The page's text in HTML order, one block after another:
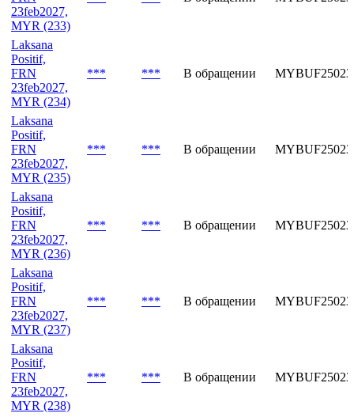
23feb2027,
MYR (233)
Laksana
Positif,
FRN
23feb2027,
MYR (234)
*** *** В обращении
Laksana
Positif,
FRN
23feb2027,
MYR (235)
*** *** В обращении
Laksana
Positif,
FRN
23feb2027,
MYR (236)
*** *** В обращении
Laksana
Positif,
FRN
23feb2027,
MYR (237)
*** *** В обращении
Laksana
Positif,
FRN
23feb2027,
MYR (238)
*** *** В обращении